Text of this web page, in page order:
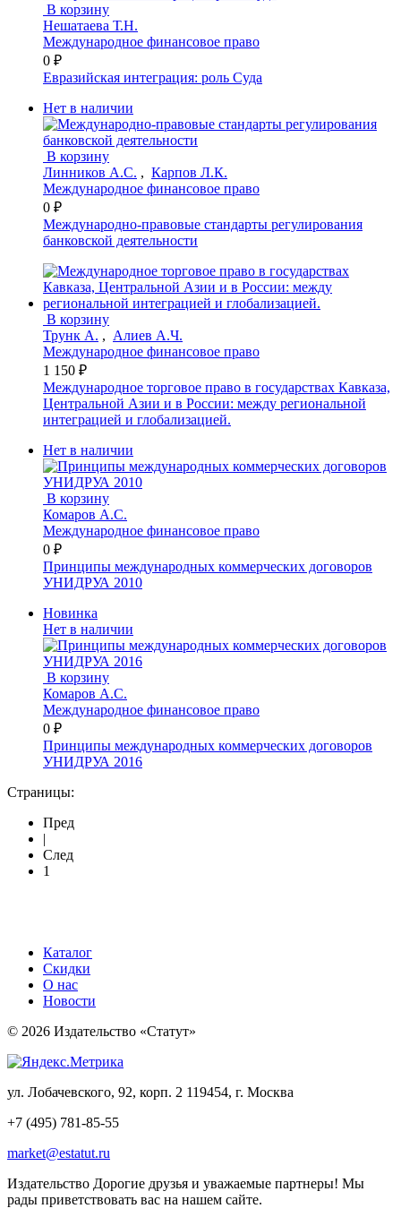
В корзину
Нешатаева Т.Н.
Международное финансовое право
0 ₽
Евразийская интеграция: роль Суда
Нет в наличии
В корзину
Линников А.С. , Карпов Л.К.
Международное финансовое право
0 ₽
Международно-правовые стандарты регулирования
банковской деятельности
В корзину
Трунк А. , Алиев А.Ч.
Международное финансовое право
1 150 ₽
Международное торговое право в государствах Кавказа,
Центральной Азии и в России: между региональной
интеграцией и глобализацией.
Нет в наличии
В корзину
Комаров А.С.
Международное финансовое право
0 ₽
Принципы международных коммерческих договоров
УНИДРУА 2010
Новинка
Нет в наличии
В корзину
Комаров А.С.
Международное финансовое право
0 ₽
Принципы международных коммерческих договоров
УНИДРУА 2016
Страницы:
Пред
|
След
1
Каталог
Скидки
О нас
Новости
© 2026 Издательство «Статут»
ул. Лобачевского, 92, корп. 2 119454, г. Москва
+7 (495) 781-85-55
market@estatut.ru
Издательство Дорогие друзья и уважаемые партнеры! Мы
рады приветствовать вас на нашем сайте.